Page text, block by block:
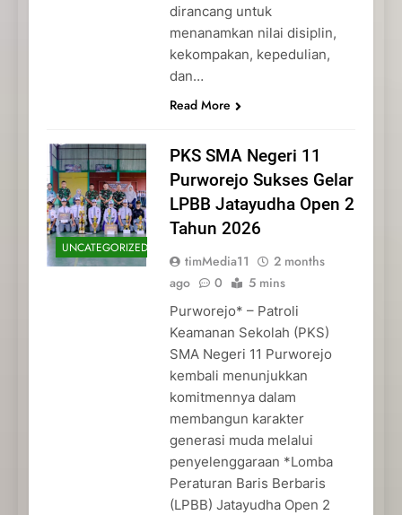
dirancang untuk
menanamkan nilai disiplin,
kekompakan, kepedulian,
dan…
Read More
UNCATEGORIZED
PKS SMA Negeri 11
Purworejo Sukses Gelar
LPBB Jatayudha Open 2
Tahun 2026
timMedia11
2 months
ago
0 5 mins
Purworejo* – Patroli
Keamanan Sekolah (PKS)
SMA Negeri 11 Purworejo
kembali menunjukkan
komitmennya dalam
membangun karakter
generasi muda melalui
penyelenggaraan *Lomba
Peraturan Baris Berbaris
(LPBB) Jatayudha Open 2